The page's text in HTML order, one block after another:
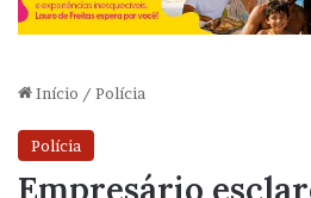
Início / Polícia
Polícia